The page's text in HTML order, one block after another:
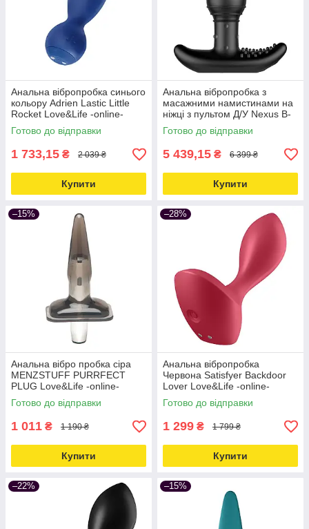
Анальна вібропробка синього
кольору Adrien Lastic Little
Rocket Love&Life -online-
multimarket-
Готово до відправки
1 733,15 ₴ 2 039 ₴
Купити
Анальна вібропробка з
масажними намистинами на
ніжці з пультом Д/У Nexus B-
stroker Love&Life -online-
multimarket-
Готово до відправки
5 439,15 ₴ 6 399 ₴
Купити
–15%
Анальна вібро пробка сіра
MENZSTUFF PURRFECT
PLUG Love&Life -online-
multimarket-
Готово до відправки
1 011 ₴ 1 190 ₴
Купити
–28%
Анальна вібропробка
Червона Satisfyer Backdoor
Lover Love&Life -online-
multimarket-
Готово до відправки
1 299 ₴ 1 799 ₴
Купити
–22% –15%